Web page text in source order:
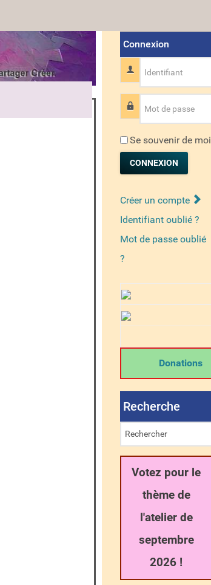
Connexion
Identifiant
Mot de passe
Se souvenir de moi
CONNEXION
Créer un compte
Identifiant oublié ?
Mot de passe oublié
?
Donations
Recherche
Votez pour le
thème de
l'atelier de
septembre
2026 !